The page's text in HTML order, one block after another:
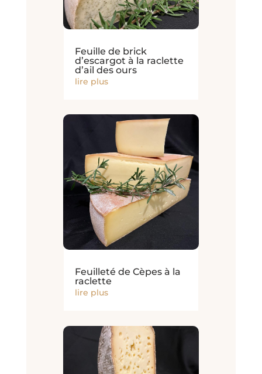
Feuille de brick
d’escargot à la raclette
d’ail des ours
lire plus
Feuilleté de Cèpes à la
raclette
lire plus